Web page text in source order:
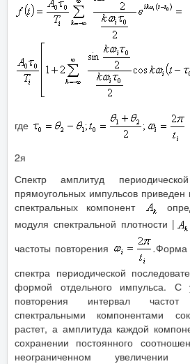
где
2я
Спектр амплитуд периодической
прямоугольных импульсов
спектральных компонент
модуля спектральной плотности |
частоты повторения
.Форма
спектра периодической
формой отдельного импульса. С
повторения интервал
спектральными компонентами
растет, а амплитуда каждой
сохранении постоянного
неограниченном увеличении